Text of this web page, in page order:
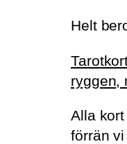
Helt
ryggen,
Alla
förrän